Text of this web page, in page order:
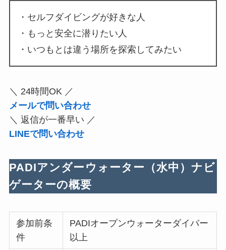
・セルフダイビングが好きな人
・もっと安全に潜りたい人
・いつもとは違う場所を探索してみたい
＼ 24時間OK ／
メールで問い合わせ
＼ 返信が一番早い ／
LINEで問い合わせ
PADIアンダーウォーター（水中）ナビ
ゲーターの概要
参加前条
件
PADIオープンウォーターダイバー
以上